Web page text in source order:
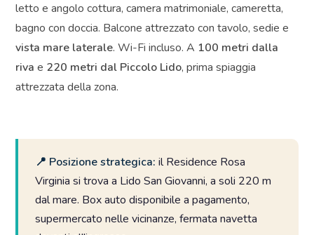
letto e angolo cottura, camera matrimoniale, cameretta,
bagno con doccia. Balcone attrezzato con tavolo, sedie e
vista mare laterale. Wi-Fi incluso. A 100 metri dalla
riva e 220 metri dal Piccolo Lido, prima spiaggia
attrezzata della zona.
📍 Posizione strategica: il Residence Rosa
Virginia si trova a Lido San Giovanni, a soli 220 m
dal mare. Box auto disponibile a pagamento,
supermercato nelle vicinanze, fermata navetta